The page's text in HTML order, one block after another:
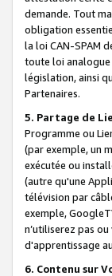
demande. Tout
obligation
la loi CAN-SPAM
toute loi analogue
législation, ainsi
Partenaires.
5. Partage de
Programme ou
(par exemple, un
exécutée ou
(autre qu'une
télévision par
exemple,
n’utiliserez pas
d'apprentissage
6. Contenu sur